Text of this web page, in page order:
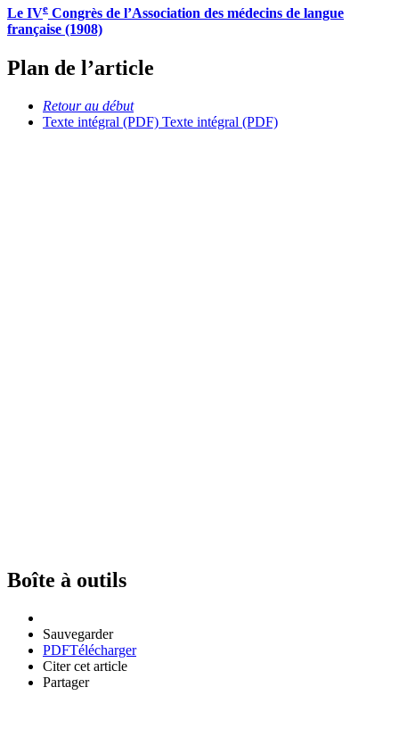
Le IVe Congrès de l’Association des médecins de langue
française (1908)
Plan de l’article
Retour au début
Texte intégral (PDF) Texte intégral (PDF)
Boîte à outils
Sauvegarder
PDFTélécharger
Citer cet article
Partager